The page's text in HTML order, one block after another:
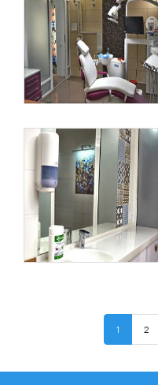
1 2